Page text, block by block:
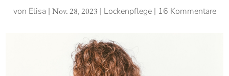
von Elisa | Nov. 28, 2023 | Lockenpflege| 16 Kommentare